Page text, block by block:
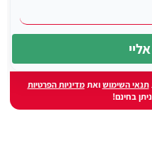
תנאי השימושואתמדיניות הפרטיות
בחינם!